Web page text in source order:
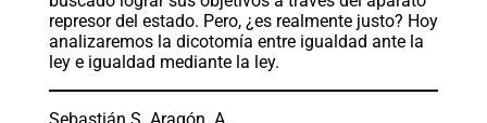
represor del estado. Pero, ¿es realmente justo? Hoy
analizaremos la dicotomía entre igualdad ante la
ley e igualdad mediante la ley.